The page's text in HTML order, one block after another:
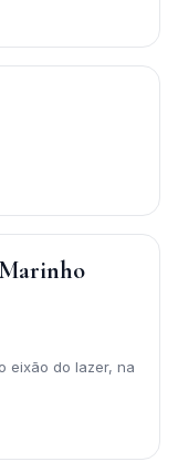
eixão do lazer, na